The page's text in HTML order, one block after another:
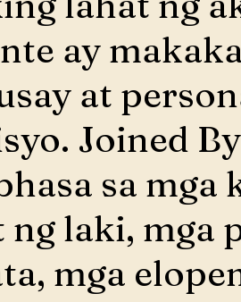
ay
at
Joined
sa mga
ng laki, mga
mga